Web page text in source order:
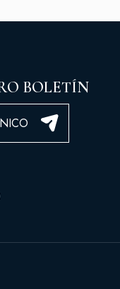
BOLETÍN